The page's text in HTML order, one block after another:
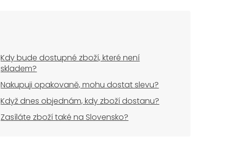
Kdy bude dostupné zboží, které není
skladem?
Nakupuji opakovaně, mohu dostat slevu?
Když dnes objednám, kdy zboží dostanu?
Zasíláte zboží také na Slovensko?